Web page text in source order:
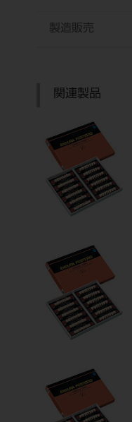
製造販売
関連製品